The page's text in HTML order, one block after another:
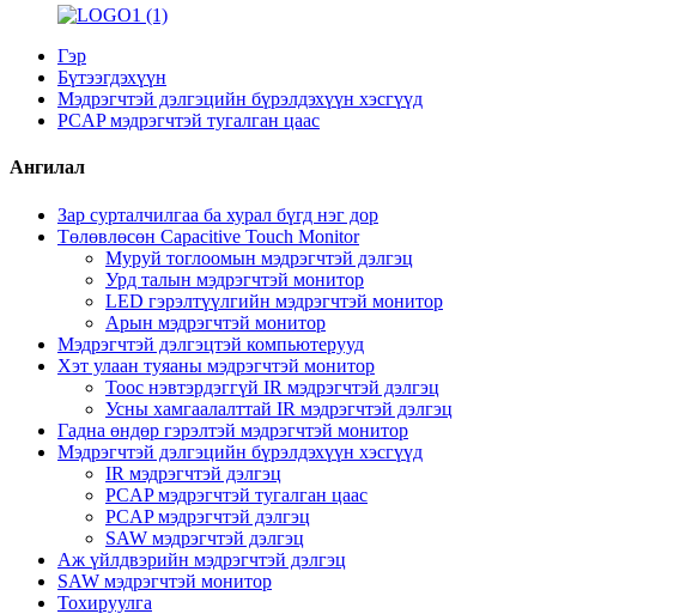
Гэр
Бүтээгдэхүүн
Мэдрэгчтэй дэлгэцийн бүрэлдэхүүн хэсгүүд
PCAP мэдрэгчтэй тугалган цаас
Ангилал
Зар сурталчилгаа ба хурал бүгд нэг дор
Төлөвлөсөн Capacitive Touch Monitor
Муруй тоглоомын мэдрэгчтэй дэлгэц
Урд талын мэдрэгчтэй монитор
LED гэрэлтүүлгийн мэдрэгчтэй монитор
Арын мэдрэгчтэй монитор
Мэдрэгчтэй дэлгэцтэй компьютерууд
Хэт улаан туяаны мэдрэгчтэй монитор
Тоос нэвтэрдэггүй IR мэдрэгчтэй дэлгэц
Усны хамгаалалттай IR мэдрэгчтэй дэлгэц
Гадна өндөр гэрэлтэй мэдрэгчтэй монитор
Мэдрэгчтэй дэлгэцийн бүрэлдэхүүн хэсгүүд
IR мэдрэгчтэй дэлгэц
PCAP мэдрэгчтэй тугалган цаас
PCAP мэдрэгчтэй дэлгэц
SAW мэдрэгчтэй дэлгэц
Аж үйлдвэрийн мэдрэгчтэй дэлгэц
SAW мэдрэгчтэй монитор
Тохируулга